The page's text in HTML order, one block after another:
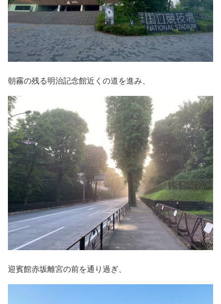
朝霧の残る明治記念館近くの道を進み、
迎賓館赤坂離宮の前を通り過ぎ、